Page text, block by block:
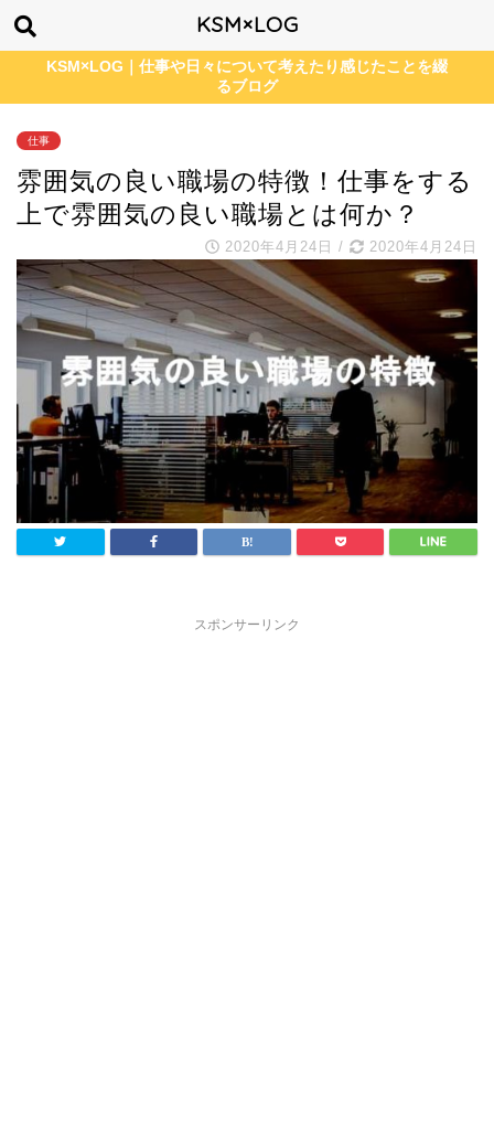
KSM×LOG
KSM×LOG｜仕事や日々について考えたり感じたことを綴
るブログ
仕事
雰囲気の良い職場の特徴！仕事をする
上で雰囲気の良い職場とは何か？
2020年4月24日 / 2020年4月24日
スポンサーリンク